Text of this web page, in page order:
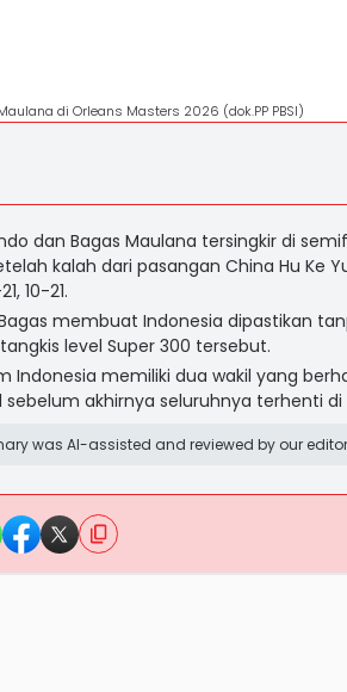
di Orleans Masters 2026 (dok.PP PBSI)
dan Bagas Maulana tersingkir di
kalah dari pasangan China Hu Ke
10-21.
membuat Indonesia dipastikan
level Super 300 tersebut.
Indonesia memiliki dua wakil yang
akhirnya seluruhnya terhenti di
was AI-assisted and reviewed by our